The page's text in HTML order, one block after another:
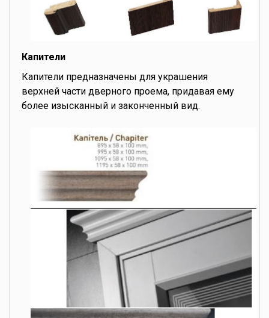
Капители
Капители предназначены для украшения
верхней части дверного проема, придавая ему
более изысканный и законченный вид.